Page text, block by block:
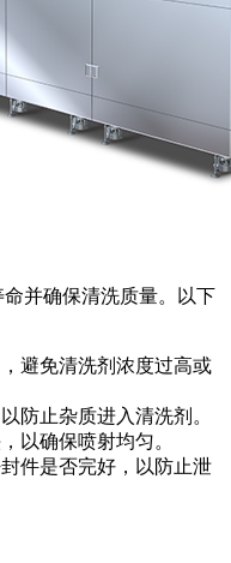
并确保清洗质量。以下
避免清洗剂浓度过高或
防止杂质进入清洗剂。
以确保喷射均匀。
件是否完好，以防止泄